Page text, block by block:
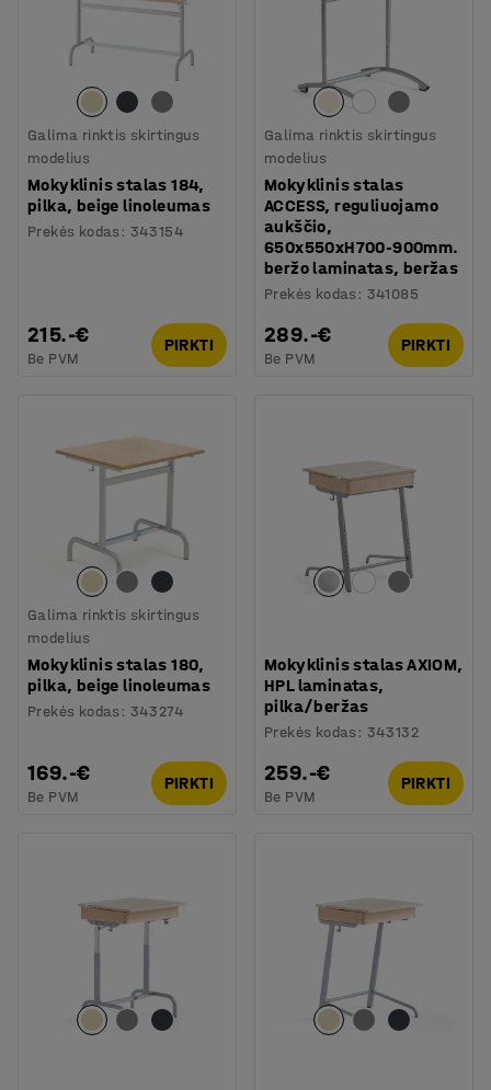
Galima rinktis skirtingus
modelius
Mokyklinis stalas 184,
pilka, beige linoleumas
Prekės kodas : 343154
215.-€
Be PVM
PIRKTI
Galima rinktis skirtingus
modelius
Mokyklinis stalas
ACCESS, reguliuojamo
aukščio,
650x550xH700-900mm.
beržo laminatas, beržas
Prekės kodas : 341085
289.-€
Be PVM
PIRKTI
Galima rinktis skirtingus
modelius
Mokyklinis stalas 180,
pilka, beige linoleumas
Prekės kodas : 343274
169.-€
Be PVM
PIRKTI
Mokyklinis stalas AXIOM,
HPL laminatas,
pilka/beržas
Prekės kodas : 343132
259.-€
Be PVM
PIRKTI